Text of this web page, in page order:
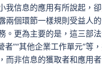
我信息的應用有所說起，
兩個環節一樣規則受益人
。更為主要的是，這三部
者”“其他企業工作單元”
而非信息的獲取者和應用